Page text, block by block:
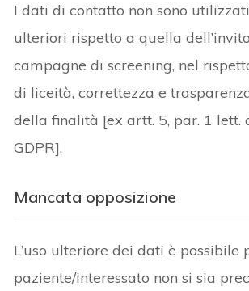
I dati di contatto non sono
ulteriori rispetto a quella
campagne di screening, nel
di liceità, correttezza e
della finalità [ex artt. 5, par. 1 lett.
GDPR].
Mancata opposizione
L’uso ulteriore dei dati è possibile
paziente/interessato non si sia